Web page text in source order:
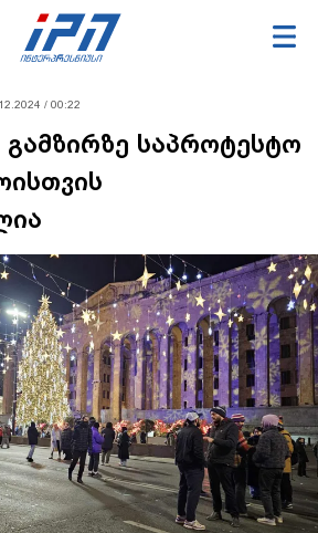
/ 00:22
საპროტესტო